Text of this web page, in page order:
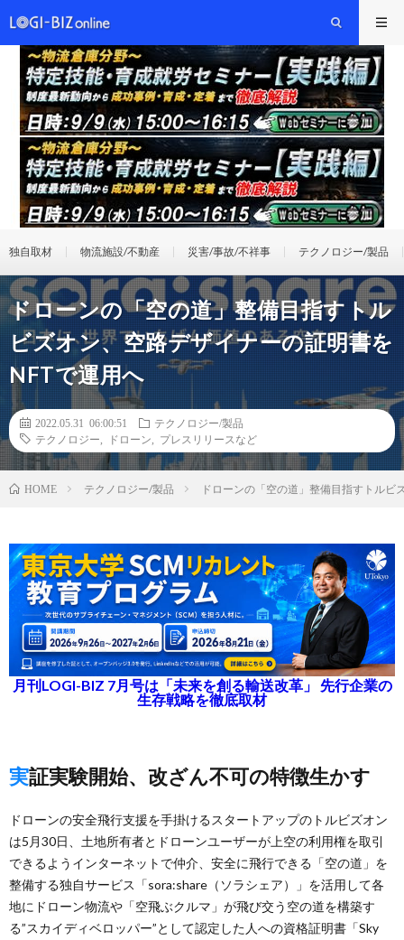
独自取材 物流施設/不動産 災害/事故/不祥事 テクノロジー/製品
ドローンの「空の道」整備目指すトル
ビズオン、空路デザイナーの証明書を
NFTで運用へ
2022.05.31 06:00:51
テクノロジー/製品
テクノロジー
ドローン プレスリリースなど
HOME テクノロジー/製品 ドローンの「空の道」整備目指すトル
月刊LOGI-BIZ 7月号は「未来を創る輸送改革」 先行企業の
生存戦略を徹底取材
実証実験開始、改ざん不可の特徴生かす
ドローンの安全飛行支援を手掛けるスタートアップのトルビズオン
は5月30日、土地所有者とドローンユーザーが上空の利用権を取引
できるようインターネットで仲介、安全に飛行できる「空の道」を
整備する独自サービス「sora:share（ソラシェア）」を活用して各
地にドローン物流や「空飛ぶクルマ」が飛び交う空の道を構築す
る”スカイディベロッパー”として認定した人への資格証明書「Sky